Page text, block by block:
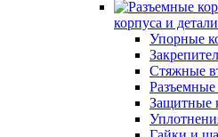
корпуса и детали
Упорные
Стяжные
Разъемные
Защитные